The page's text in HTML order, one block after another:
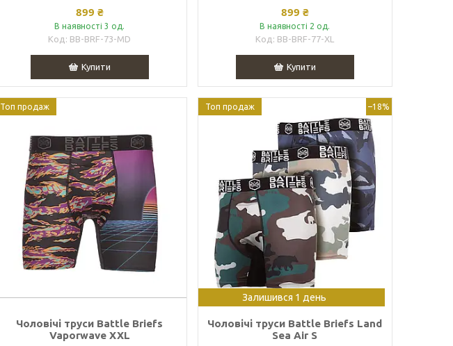
899 ₴
В наявності 3 од.
BB-BRF-73-MD
Купити
899 ₴
В наявності 2 од.
BB-BRF-77-XL
Купити
Топ продаж
Чоловічі труси Battle Briefs
Vaporwave XXL
Топ продаж –18%
Залишився 1 день
Чоловічі труси Battle Briefs Land
Sea Air S